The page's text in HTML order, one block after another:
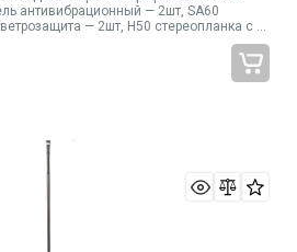
антивибрационный — 2шт, SA60
— 2шт, H50 cтереопланка с 2-